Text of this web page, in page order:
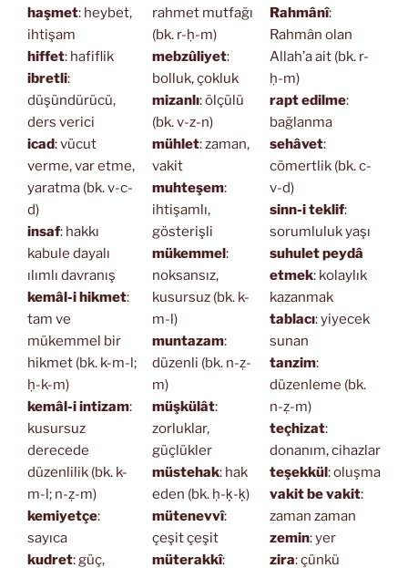
haşmet: heybet,
ihtişam
hiffet: hafiflik
ibretli:
düşündürücü,
ders verici
icad: vücut
verme, var etme,
yaratma (bk. v-c-
d)
insaf: hakkı
kabule dayalı
ılımlı davranış
kemâl-i hikmet:
tam ve
mükemmel bir
hikmet (bk. k-m-l;
ḥ-k-m)
kemâl-i intizam:
kusursuz
derecede
düzenlilik (bk. k-
m-l; n-ẓ-m)
kemiyetçe:
sayıca
kudret: güç,
rahmet mutfağı
(bk. r-ḥ-m)
mebzûliyet:
bolluk, çokluk
mizanlı: ölçülü
(bk. v-z-n)
mühlet: zaman,
vakit
muhteşem:
ihtişamlı,
gösterişli
mükemmel:
noksansız,
kusursuz (bk. k-
m-l)
muntazam:
düzenli (bk. n-ẓ-
m)
müşkülât:
zorluklar,
güçlükler
müstehak: hak
eden (bk. ḥ-ḳ-ḳ)
mütenevvî:
çeşit çeşit
müterakkî:
Rahmânî:
Rahmân olan
Allah’a ait (bk. r-
ḥ-m)
rapt edilme:
bağlanma
sehâvet:
cömertlik (bk. c-
v-d)
sinn-i teklif:
sorumluluk yaşı
suhulet peydâ
etmek: kolaylık
kazanmak
tablacı: yiyecek
sunan
tanzim:
düzenleme (bk.
n-ẓ-m)
teçhizat:
donanım, cihazlar
teşekkül: oluşma
vakit be vakit:
zaman zaman
zemin: yer
zira: çünkü